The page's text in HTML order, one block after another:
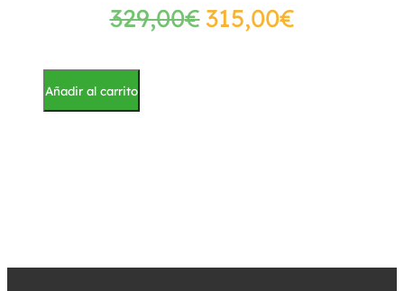
329,00€315,00€
Añadir al carrito